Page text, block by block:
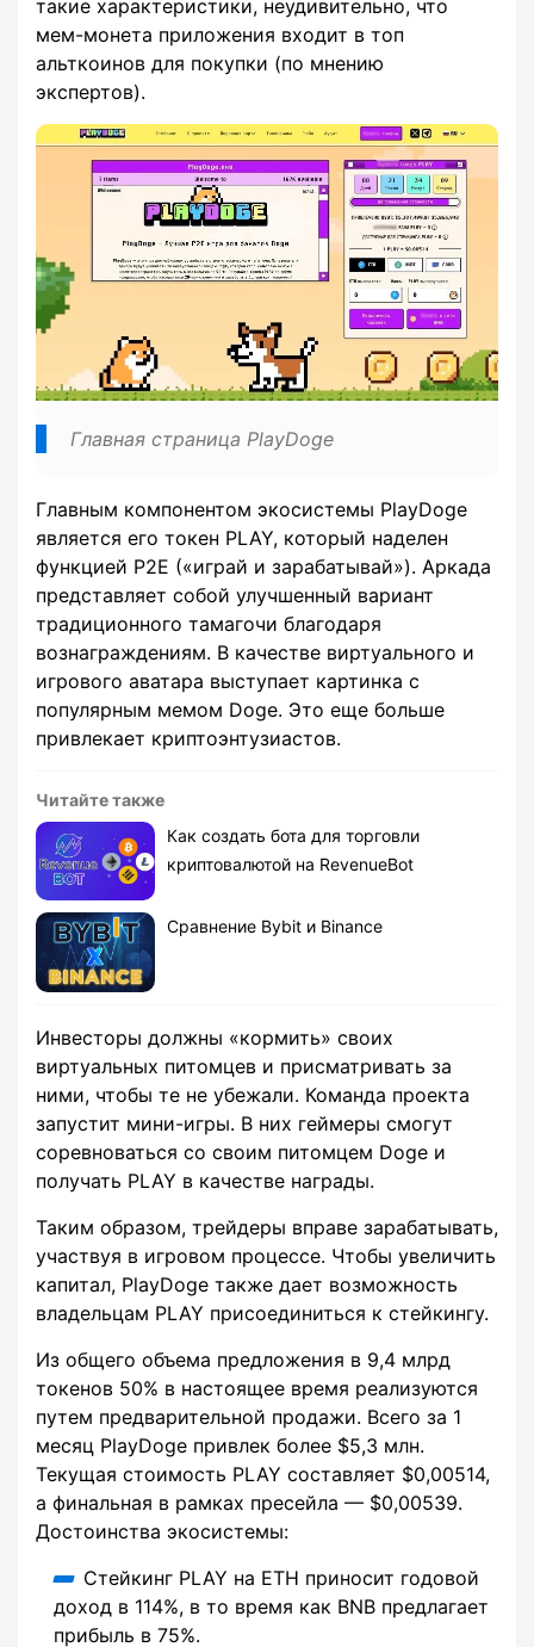
такие характеристики, неудивительно, что
мем-монета приложения входит в топ
альткоинов для покупки (по мнению
экспертов).
Главная страница PlayDoge
Главным компонентом экосистемы PlayDoge
является его токен PLAY, который наделен
функцией P2E («играй и зарабатывай»). Аркада
представляет собой улучшенный вариант
традиционного тамагочи благодаря
вознаграждениям. В качестве виртуального и
игрового аватара выступает картинка с
популярным мемом Doge. Это еще больше
привлекает криптоэнтузиастов.
Читайте также
Как создать бота для торговли
криптовалютой на RevenueBot
Сравнение Bybit и Binance
Инвесторы должны «кормить» своих
виртуальных питомцев и присматривать за
ними, чтобы те не убежали. Команда проекта
запустит мини-игры. В них геймеры смогут
соревноваться со своим питомцем Doge и
получать PLAY в качестве награды.
Таким образом, трейдеры вправе зарабатывать,
участвуя в игровом процессе. Чтобы увеличить
капитал, PlayDoge также дает возможность
владельцам PLAY присоединиться к стейкингу.
Из общего объема предложения в 9,4 млрд
токенов 50% в настоящее время реализуются
путем предварительной продажи. Всего за 1
месяц PlayDoge привлек более $5,3 млн.
Текущая стоимость PLAY составляет $0,00514,
а финальная в рамках пресейла — $0,00539.
Достоинства экосистемы:
Стейкинг PLAY на ETH приносит годовой
доход в 114%, в то время как BNB предлагает
прибыль в 75%.